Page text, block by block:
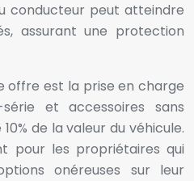
conducteur peut atteindre
assurant une protection
offre est la prise en charge
et accessoires sans
de la valeur du véhicule.
pour les propriétaires qui
onéreuses sur leur